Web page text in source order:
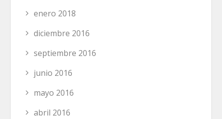
enero 2018
diciembre 2016
septiembre 2016
junio 2016
mayo 2016
abril 2016